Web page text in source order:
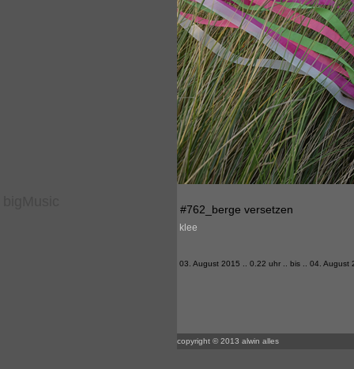
#762_berge versetzen
klee
03. August 2015 .. 0.22 uhr .. bis .. 04. August
copyright © 2013 alwin alles